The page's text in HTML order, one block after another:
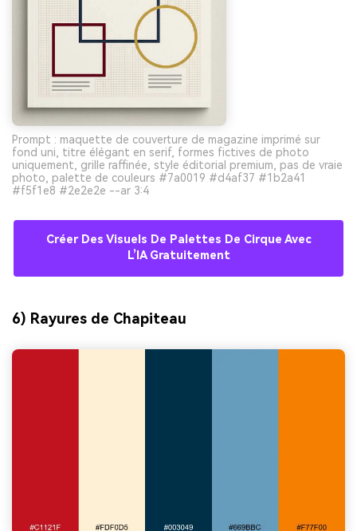
Prompt : maquette de couverture de magazine imprimé sur
fond uni, titre élégant en serif, formes fictives de photo
uniquement, grille raffinée, style éditorial premium, pas de vraie
photo, palette de couleurs #7a0019 #d4af37 #1b2a41
#f5f1e8 #2e2e2e --ar 3:4
Créer Des Visuels De Palettes De Cirque Avec
L’IA Gratuitement
6) Rayures de Chapiteau